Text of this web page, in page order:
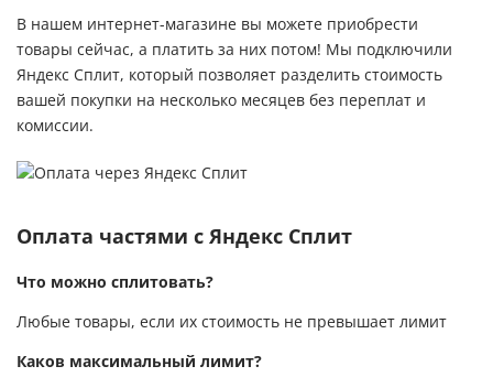
вредных примесей несравнимо полезнее,
чем воду из-под крана с хлором и
ржавчиной. При этом если вам всё-же
нужны минералы, в нашей компании есть
линейка обратноосмотических фильтров с
профессиональной минерализацией,
стабильно высоким. Наша сервисная
служба возьмет эти заботы на себя,
вовремя напомнит о необходимости ТО и
выполнит все работы под ключ.
В нашем интернет-магазине вы можете приобрести
товары сейчас, а платить за них потом! Мы подключили
Яндекс Сплит, который позволяет разделить стоимость
вашей покупки на несколько месяцев без переплат и
комиссии.
Оплата частями с Яндекс Сплит
Что можно сплитовать?
Любые товары, если их стоимость не превышает лимит
Каков максимальный лимит?